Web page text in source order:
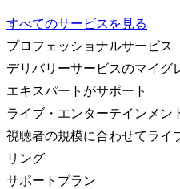
すべてのサービスを見る
プロフェッショナルサービス
デリバリーサービスのマイグ
エキスパートがサポート
ライブ・エンターテインメン
視聴者の規模に合わせてライ
リング
サポートプラン